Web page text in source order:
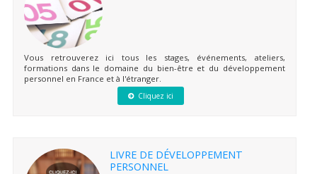
Vous retrouverez ici tous les stages, événements, ateliers,
formations dans le domaine du bien-être et du développement
personnel en France et à l'étranger.
Cliquez ici
LIVRE DE DÉVELOPPEMENT
PERSONNEL